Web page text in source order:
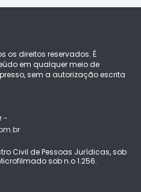
os direitos reservados. É
em qualquer meio de
sem a autorização escrita
-
Civil de Pessoas Jurídicas, sob
sob n.o 1.256.